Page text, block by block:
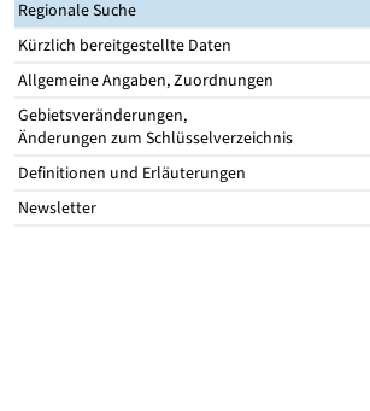
Regionale Suche
Kürzlich bereitgestellte Daten
Allgemeine Angaben, Zuordnungen
Gebietsveränderungen,
Änderungen zum Schlüsselverzeichnis
Definitionen und Erläuterungen
Newsletter